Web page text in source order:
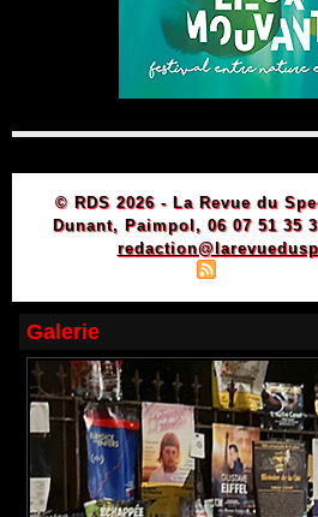
© RDS 2026 - La Revue du
Dunant, Paimpol, 06 07 51 35
Galerie